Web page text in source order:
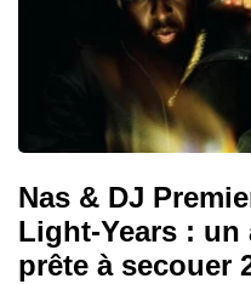
Nas & DJ
Light-Years : un
prête à secouer